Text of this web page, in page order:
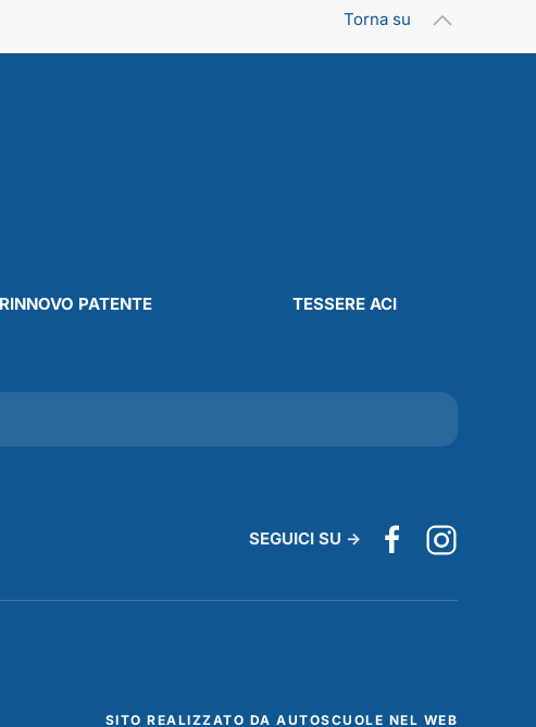
Torna su
RINNOVO PATENTE TESSERE ACI
SITO REALIZZATO DA AUTOSCUOLE NEL WEB